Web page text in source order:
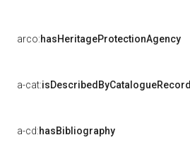
arco:hasHeritageProtectionAgency
a-cat:isDescribedByCatalogueRecord
a-cd:hasBibliography